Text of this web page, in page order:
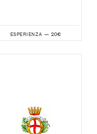
ESPERIENZA — 20€